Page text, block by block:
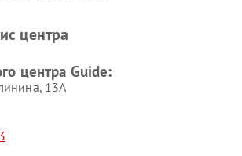
центра
центра Guide:
13А